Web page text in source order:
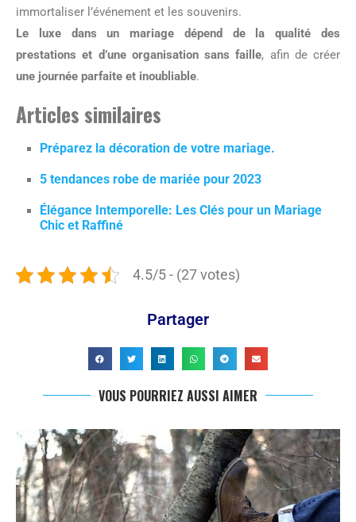
immortaliser l’événement et les souvenirs.
Le luxe dans un mariage dépend de la qualité des
prestations et d’une organisation sans faille, afin de créer
une journée parfaite et inoubliable.
Articles similaires
Préparez la décoration de votre mariage.
5 tendances robe de mariée pour 2023
Élégance Intemporelle: Les Clés pour un Mariage
Chic et Raffiné
4.5/5 - (27 votes)
Partager
VOUS POURRIEZ AUSSI AIMER